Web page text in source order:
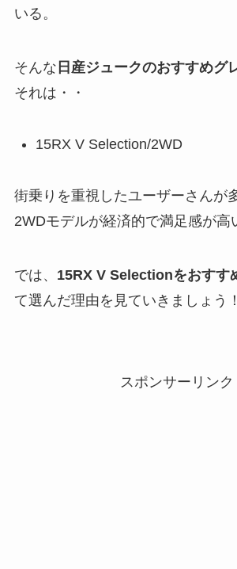
いる。
そんな 日産ジュークのおすすめグ
それは・・
15RX V Selection/2WD
街乗りを重視したユーザーさんが
2WDモデルが経済的で満足感が高
では、 15RX V Selectionをおすす
て選んだ理由を見ていきましょう！
スポンサーリンク